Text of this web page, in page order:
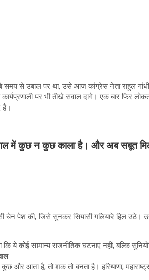
से उबाल पर था, उसे आज कांग्रेस नेता राहुल
पर भी तीखे सवाल दागे। एक बार फिर
है।
में कुछ न कुछ काला है। और अब सबूत
चेन पेश की, जिसे सुनकर सियासी गलियारे हिल उठे।
ये कोई सामान्य राजनीतिक घटनाएं नहीं, बल्कि
और आता है, तो शक तो बनता है। हरियाणा,